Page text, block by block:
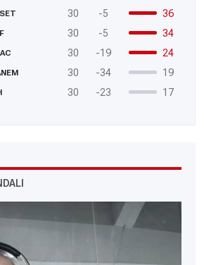
30 -5
36
30 -5
34
30 -19
24
30 -34
19
30 -23 17